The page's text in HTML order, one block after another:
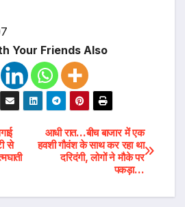
Your Friends Also
आधी रात…बीच बाजार में एक
हवशी गौवंश के साथ कर रहा था
दरिदंगी, लोगों ने मौके पर
पकड़ा…
से